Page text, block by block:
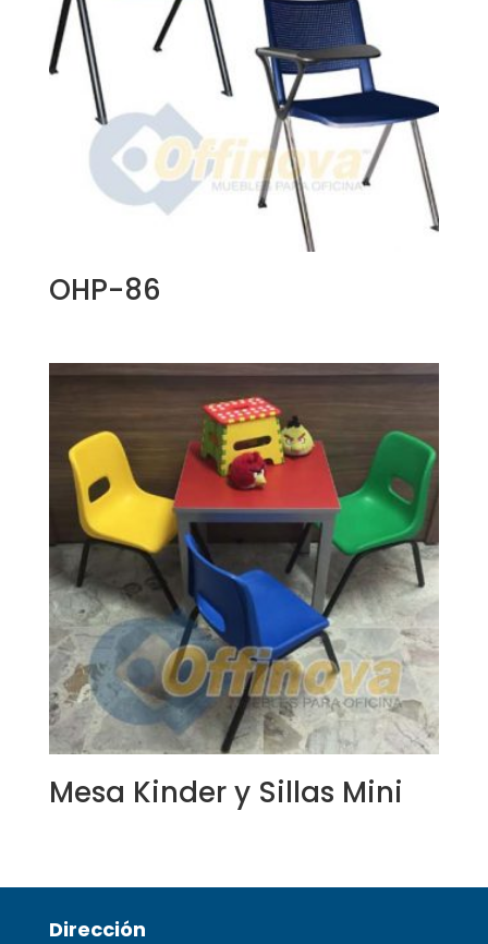
OHP-86
Mesa Kinder y Sillas Mini
Dirección